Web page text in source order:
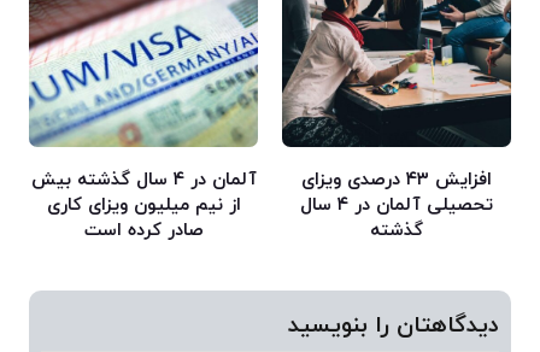
افزایش ۴۳ درصدی ویزای
تحصیلی آلمان در ۴ سال
گذشته
آلمان در ۴ سال گذشته بیش
از نیم میلیون ویزای کاری
صادر کرده است
دیدگاهتان را بنویسید